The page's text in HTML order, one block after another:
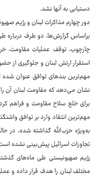
دستیابی به آنها نشد.
دور چهارم مذاکرات لبنان و رژیم
براساس گزارش‌ها، دو طرف درباره
چارچوب، توقف عملیات مقاومت،
استقرار ارتش لبنان و جلوگیری از
مهم‌ترین بندهای توافق عنوان شده
نشان می‌دهد که مقاومت لبنان آن
برای خلع سلاح مقاومت و فراهم
مهم‌ترین انتقاد وارد بر توافق
به‌ویژه حزب‌الله گذاشته شده، در
تجاوزات اسرائیل پیش‌بینی نشده
رژیم صهیونیستی طی ماه‌های
مختلف لبنان را هدف قرار داده و